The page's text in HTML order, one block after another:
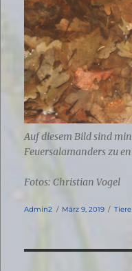
Auf diesem Bild sind
Feuersalamanders zu
Fotos: Christian Vogel
Autor
Admin2
Veröffentlicht
März 9, 2019 Tiere